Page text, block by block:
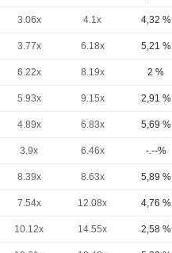
3.06x 4.1x 4,32 %
3.77x 6.18x 5,21 %
6.22x 8.19x 2 %
5.93x 9.15x 2,91 %
4.89x 6.83x 5,69 %
3.9x 6.46x -.--%
8.39x 8.63x 5,89 %
7.54x 12.08x 4,76 %
10.12x 14.55x 2,58 %